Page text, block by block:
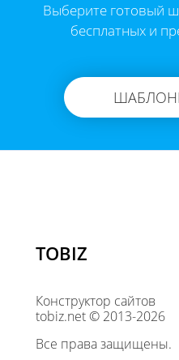
Выберите готовый
бесплатных и
TOBIZ
Конструктор сайтов
tobiz.net © 2013-2026
Все права защищены.